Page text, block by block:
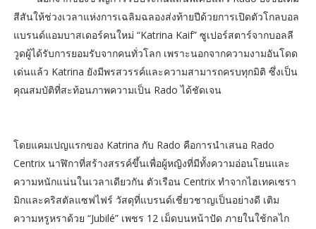
สีสันให้ช่วงเวลาแห่งการเฉลิมฉลองส่งท้ายปีด้วยการเปิดตัวโกลบอล
แบรนด์แอมบาสเดอร์คนใหม่ “Katrina Kaif” ซูเปอร์สตาร์จากบอลลี
วูดผู้ได้รับการยอมรับจากคนทั่วโลก เพราะนอกจากความงามอันโดด
เด่นแล้ว Katrina ยังมีพรสวรรค์และความสามารถครบทุกมิติ ซึ่งเป็น
คุณสมบัติที่สะท้อนภาพความเป็น Rado ได้ชัดเจน
โดยแคมเปญแรกของ Katrina กับ Rado คือการนำเสนอ Rado
Centrix นาฬิกาที่สร้างสรรค์ขึ้นเพื่อผู้หญิงที่มีทั้งความอ่อนโยนและ
ความหนักแน่นในเวลาเดียวกัน ตัวเรือน Centrix ทำจากไฮเทคเซรา
มิกและคริสตัลแซฟไฟร์ วัสดุที่แบรนด์เชี่ยวชาญเป็นอย่างดี เติม
ความหรูหราด้วย “Jubilé” เพชร 12 เม็ดบนหน้าปัด ภายในใช้กลไก